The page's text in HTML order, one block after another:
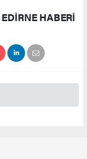
EDIRNE HABERİ